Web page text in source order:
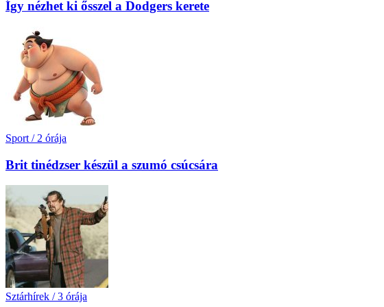
Így nézhet ki ősszel a Dodgers kerete
Sport / 2 órája
Brit tinédzser készül a szumó csúcsára
Sztárhírek / 3 órája